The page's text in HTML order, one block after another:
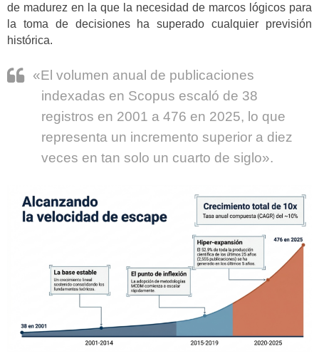
de madurez en la que la necesidad de marcos lógicos para
la toma de decisiones ha superado cualquier previsión
histórica.
«El volumen anual de publicaciones
indexadas en Scopus escaló de 38
registros en 2001 a 476 en 2025, lo que
representa un incremento superior a diez
veces en tan solo un cuarto de siglo».